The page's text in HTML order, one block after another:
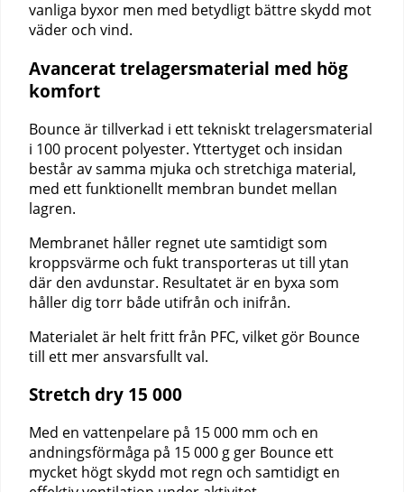
vanliga byxor men med betydligt bättre skydd mot
väder och vind.
Avancerat trelagersmaterial med hög
komfort
Bounce är tillverkad i ett tekniskt trelagersmaterial
i 100 procent polyester. Yttertyget och insidan
består av samma mjuka och stretchiga material,
med ett funktionellt membran bundet mellan
lagren.
Membranet håller regnet ute samtidigt som
kroppsvärme och fukt transporteras ut till ytan
där den avdunstar. Resultatet är en byxa som
håller dig torr både utifrån och inifrån.
Materialet är helt fritt från PFC, vilket gör Bounce
till ett mer ansvarsfullt val.
Stretch dry 15 000
Med en vattenpelare på 15 000 mm och en
andningsförmåga på 15 000 g ger Bounce ett
mycket högt skydd mot regn och samtidigt en